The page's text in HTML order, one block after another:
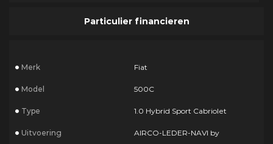
Particulier financieren
Merk Fiat
Model 500C
Type 1.0 Hybrid Sport Cabriolet
Uitvoering
AIRCO-LEDER-NAVI by